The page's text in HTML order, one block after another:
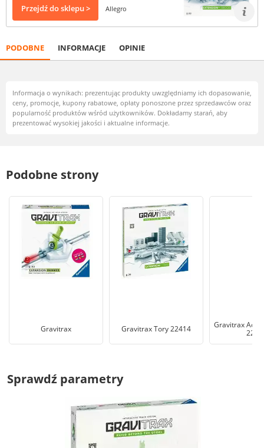
Przejdź do sklepu > Allegro
PODOBNE INFORMACJE OPINIE
Informacja o wynikach: prezentując produkty uwzględniamy ich dopasowanie,
ceny, promocje, kupony rabatowe, opłaty ponoszone przez sprzedawców oraz
popularność produktów wśród użytkowników. Dokładamy starań, aby
prezentować wysokiej jakości i aktualne informacje.
Podobne strony
Gravitrax Gravitrax Tory 22414
Gravitrax
Sprawdź parametry